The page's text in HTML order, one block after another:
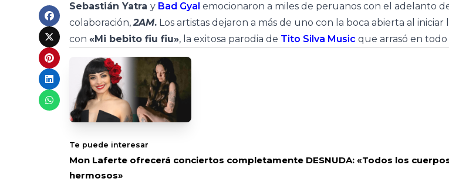
Sebastián Yatra y Bad Gyal emocionaron a miles de peruanos con el adelanto
colaboración,2AM. Los artistas dejaron a más de uno con la boca abierta al iniciar
con «Mi bebito fiu fiu», la exitosa parodia de Tito Silva Music que arrasó en todo
Te puede interesar
Mon Laferte ofrecerá conciertos completamente DESNUDA: «Todos los
hermosos»